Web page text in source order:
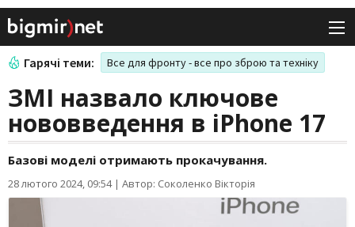
Гарячі теми: Все для фронту - все про зброю та техніку
ЗМІ назвало ключове
нововведення в iPhone 17
Базові моделі отримають прокачування.
28 лютого 2024, 09:54| Автор: Соколенко Вікторія